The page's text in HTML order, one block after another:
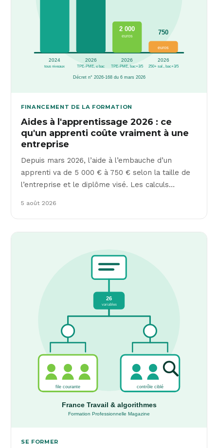
FINANCEMENT DE LA FORMATION
Aides à l'apprentissage 2026 : ce
qu'un apprenti coûte vraiment à une
entreprise
Depuis mars 2026, l’aide à l’embauche d’un
apprenti va de 5 000 € à 750 € selon la taille de
l’entreprise et le diplôme visé. Les calculs…
5 août 2026
SE FORMER